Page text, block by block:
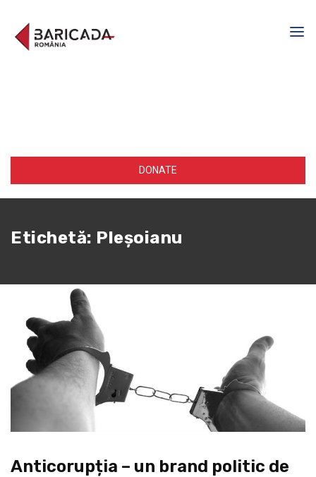
DONATE
Etichetă: Pleşoianu
Anticorupția – un brand politic de